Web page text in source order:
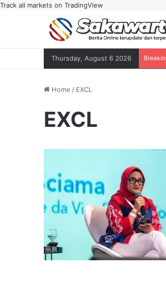
Track all markets on TradingView
Thursday, August 6 2026
Home / EXCL
EXCL